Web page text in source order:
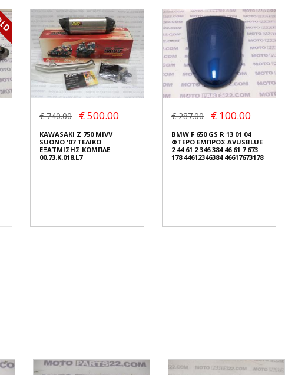
€ 740.00 € 500.00
KAWASAKI Z 750 MIVV
SUONO '07 ΤΕΛΙΚΟ
ΕΞΑΤΜΙΣΗΣ ΚΟΜΠΛΕ
00.73.K.018.L7
€ 287.00 € 100.00
BMW F 650 GS R 13 01 04
ΦΤΕΡΟ ΕΜΠΡΟΣ AVUSBLUE
2 44 61 2 346 384 46 61 7 673
178 44612346384 46617673178